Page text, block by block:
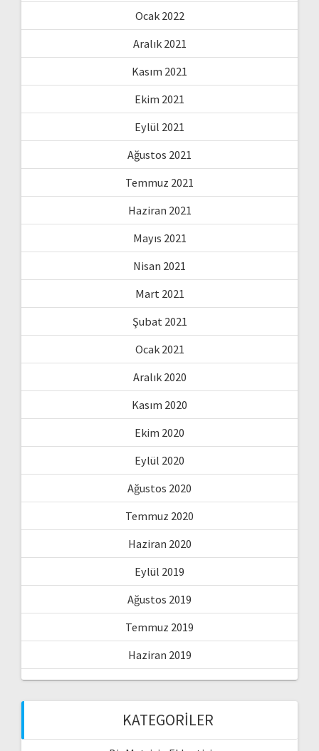
Ocak 2022
Aralık 2021
Kasım 2021
Ekim 2021
Eylül 2021
Ağustos 2021
Temmuz 2021
Haziran 2021
Mayıs 2021
Nisan 2021
Mart 2021
Şubat 2021
Ocak 2021
Aralık 2020
Kasım 2020
Ekim 2020
Eylül 2020
Ağustos 2020
Temmuz 2020
Haziran 2020
Eylül 2019
Ağustos 2019
Temmuz 2019
Haziran 2019
KATEGORILER